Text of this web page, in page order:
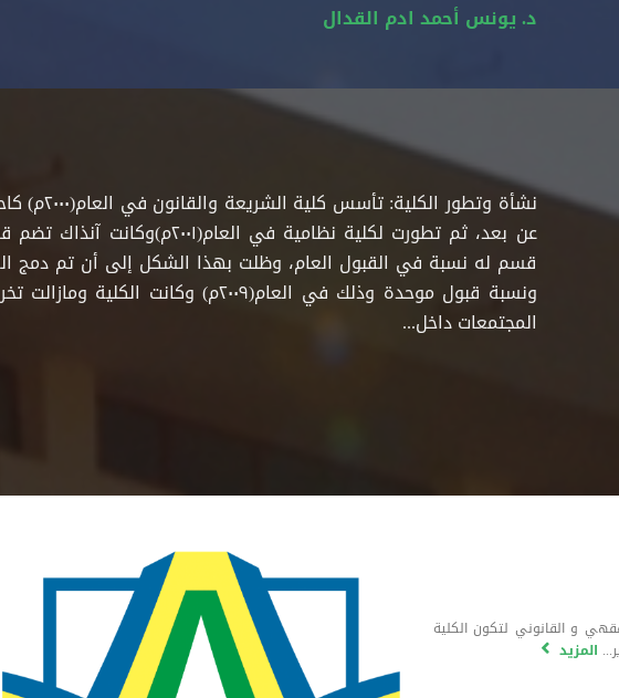
د. يونس أحمد ادم القدال
نشأة
عن بعد، ثم تطورت لكلية
قسم له نسبة في القبول العام، وظلت بهذا الشكل إلى أن تم دمج
ونسبة قبول موحدة وذلك في
المجتمعات داخل...
و القانوني لتكون الكلية
المزيد